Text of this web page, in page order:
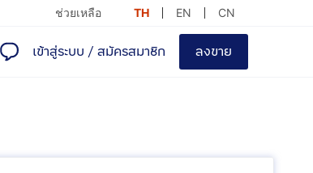
ช่วยเหลือ TH EN CN
เข้าสู่ระบบ / สมัครสมาชิก ลงขาย